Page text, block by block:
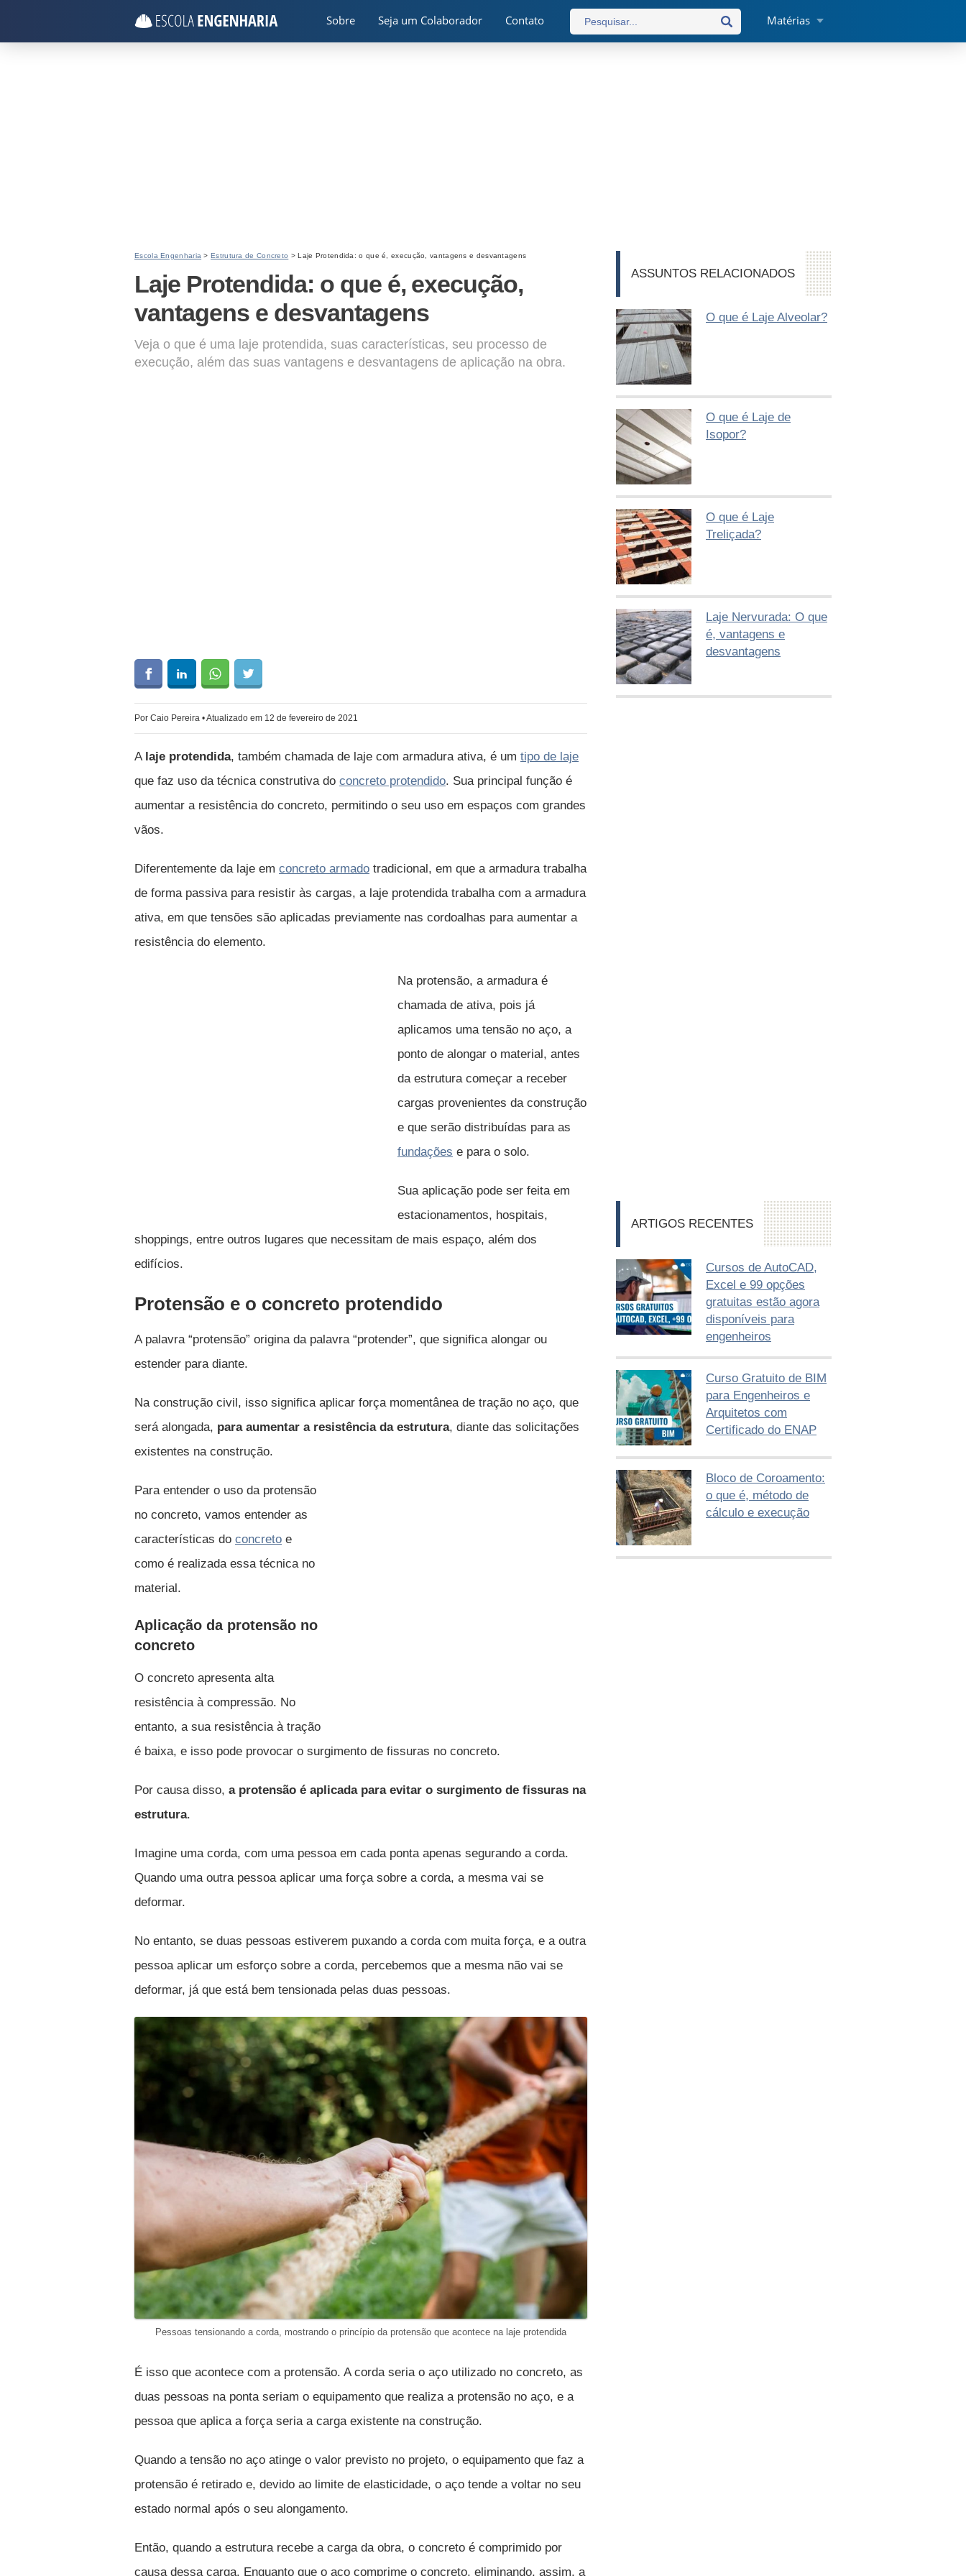
Sobre Seja um Colaborador Contato Matérias
Escola Engenharia >Estrutura de Concreto > Laje Protendida: o que é, execução, vantagens e desvantagens
Laje Protendida: o que é, execução,
vantagens e desvantagens
Veja o que é uma laje protendida, suas características, seu processo de
execução, além das suas vantagens e desvantagens de aplicação na obra.
Por Caio Pereira • Atualizado em 12 de fevereiro de 2021
A laje protendida, também chamada de laje com armadura ativa, é um tipo de laje
que faz uso da técnica construtiva do concreto protendido. Sua principal função é
aumentar a resistência do concreto, permitindo o seu uso em espaços com grandes
vãos.
Diferentemente da laje em concreto armado tradicional, em que a armadura trabalha
de forma passiva para resistir às cargas, a laje protendida trabalha com a armadura
ativa, em que tensões são aplicadas previamente nas cordoalhas para aumentar a
resistência do elemento.
Na protensão, a armadura é
chamada de ativa, pois já
aplicamos uma tensão no aço, a
ponto de alongar o material, antes
da estrutura começar a receber
cargas provenientes da construção
e que serão distribuídas para as
fundações e para o solo.
Sua aplicação pode ser feita em
estacionamentos, hospitais,
shoppings, entre outros lugares que necessitam de mais espaço, além dos
edifícios.
Protensão e o concreto protendido
A palavra “protensão” origina da palavra “protender”, que significa alongar ou
estender para diante.
Na construção civil, isso significa aplicar força momentânea de tração no aço, que
será alongada, para aumentar a resistência da estrutura, diante das solicitações
existentes na construção.
Para entender o uso da protensão
no concreto, vamos entender as
características do concreto e
como é realizada essa técnica no
material.
Aplicação da protensão no
concreto
O concreto apresenta alta
resistência à compressão. No
entanto, a sua resistência à tração
é baixa, e isso pode provocar o surgimento de fissuras no concreto.
Por causa disso, a protensão é aplicada para evitar o surgimento de fissuras na
estrutura.
Imagine uma corda, com uma pessoa em cada ponta apenas segurando a corda.
Quando uma outra pessoa aplicar uma força sobre a corda, a mesma vai se
deformar.
No entanto, se duas pessoas estiverem puxando a corda com muita força, e a outra
pessoa aplicar um esforço sobre a corda, percebemos que a mesma não vai se
deformar, já que está bem tensionada pelas duas pessoas.
Pessoas tensionando a corda, mostrando o princípio da protensão que acontece na laje protendida
É isso que acontece com a protensão. A corda seria o aço utilizado no concreto, as
duas pessoas na ponta seriam o equipamento que realiza a protensão no aço, e a
pessoa que aplica a força seria a carga existente na construção.
Quando a tensão no aço atinge o valor previsto no projeto, o equipamento que faz a
protensão é retirado e, devido ao limite de elasticidade, o aço tende a voltar no seu
estado normal após o seu alongamento.
Então, quando a estrutura recebe a carga da obra, o concreto é comprimido por
causa dessa carga. Enquanto que o aço comprime o concreto, eliminando, assim, a
ASSUNTOS RELACIONADOS
O que é Laje Alveolar?
O que é Laje de
Isopor?
O que é Laje
Treliçada?
Laje Nervurada: O que
é, vantagens e
desvantagens
ARTIGOS RECENTES
Cursos de AutoCAD,
Excel e 99 opções
gratuitas estão agora
disponíveis para
engenheiros
Curso Gratuito de BIM
para Engenheiros e
Arquitetos com
Certificado do ENAP
Bloco de Coroamento:
o que é, método de
cálculo e execução